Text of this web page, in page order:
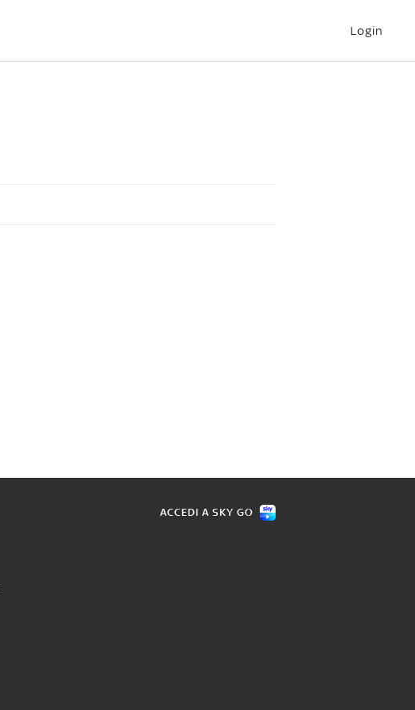
Login
ACCEDI A SKY GO